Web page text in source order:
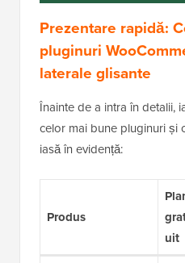
Prezentare rapidă:
pluginuri
laterale glisante
Înainte de a intra în detalii,
celor mai bune pluginuri și
iasă în evidență:
Produs
uit